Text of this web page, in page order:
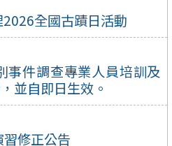
全國古蹟日活動
事件調查專業人員培訓及
並自即日生效。
修正公告